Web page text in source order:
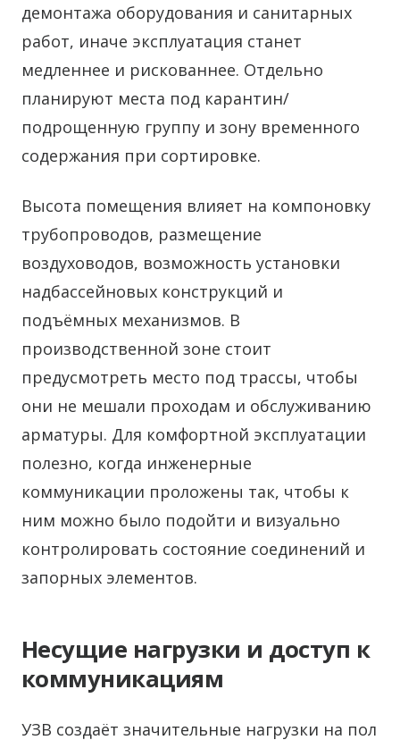
демонтажа оборудования и санитарных
работ, иначе эксплуатация станет
медленнее и рискованнее. Отдельно
планируют места под карантин/
подрощенную группу и зону временного
содержания при сортировке.
Высота помещения влияет на компоновку
трубопроводов, размещение
воздуховодов, возможность установки
надбассейновых конструкций и
подъёмных механизмов. В
производственной зоне стоит
предусмотреть место под трассы, чтобы
они не мешали проходам и обслуживанию
арматуры. Для комфортной эксплуатации
полезно, когда инженерные
коммуникации проложены так, чтобы к
ним можно было подойти и визуально
контролировать состояние соединений и
запорных элементов.
Несущие нагрузки и доступ к
коммуникациям
УЗВ создаёт значительные нагрузки на пол